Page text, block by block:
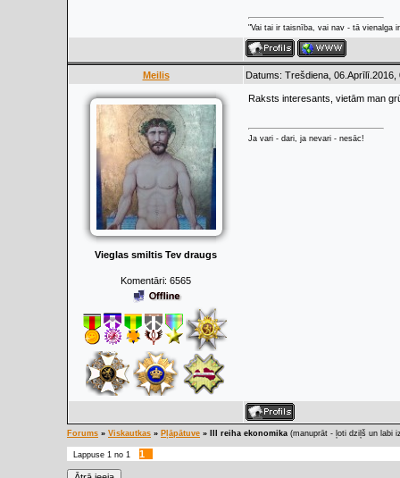
"Vai tai ir taisnība, vai nav - tā vienalga
Meilis Datums: Trešdiena,
Vieglas smiltis Tev draugs
Komentāri: 6565
Raksts interesants, vietām man
Ja vari - dari, ja nevari - nesāc!
Forums » Viskautkas » Pļāpātuve » III reiha ekonomika (manuprāt - ļoti dziļš un labi
Lappuse 1 no 1 1